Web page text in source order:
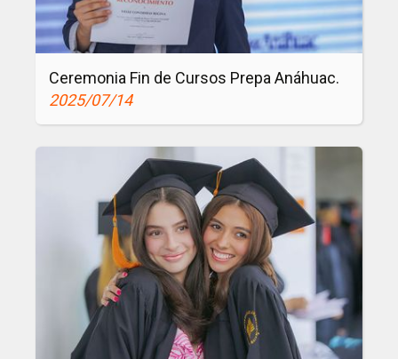
i
n
Ceremonia Fin de Cursos Prepa Anáhuac.
2025/07/14